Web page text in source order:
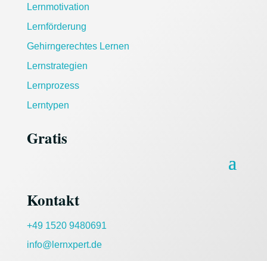
Lernmotivation
Lernförderung
Gehirngerechtes Lernen
Lernstrategien
Lernprozess
Lerntypen
Gratis
Kontakt
+49 1520 9480691
info@lernxpert.de